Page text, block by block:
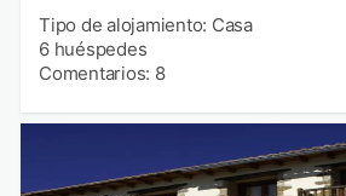
Tipo de alojamiento: Casa
6 huéspedes
Comentarios: 8